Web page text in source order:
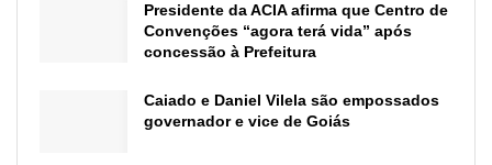
Presidente da ACIA afirma que Centro de
Convenções “agora terá vida” após
concessão à Prefeitura
Caiado e Daniel Vilela são empossados
governador e vice de Goiás